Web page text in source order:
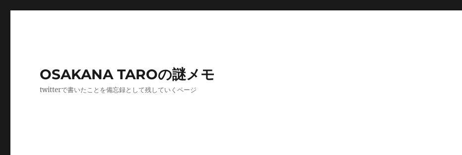
OSAKANA TAROの謎メモ
twitterで書いたことを備忘録として残していくページ